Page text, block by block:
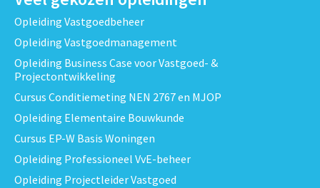
Opleiding Vastgoedbeheer
Opleiding Vastgoedmanagement
Opleiding Business Case voor Vastgoed- &
Projectontwikkeling
Cursus Conditiemeting NEN 2767 en MJOP
Opleiding Elementaire Bouwkunde
Cursus EP-W Basis Woningen
Opleiding Professioneel VvE-beheer
Opleiding Projectleider Vastgoed